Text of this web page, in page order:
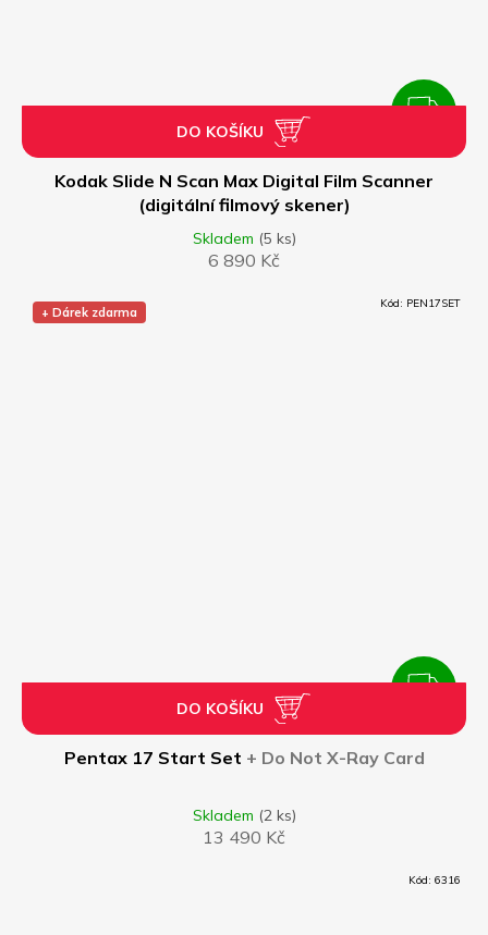
Z
D
Kodak Slide N Scan Max Digital Film Scanner
(digitální filmový skener)
Skladem (5 ks)
6 890 Kč
DO KOŠÍKU
+ Dárek zdarma
Z
D
Pentax 17 Start Set + Do Not X-Ray Card
Skladem (2 ks)
13 490 Kč
DO KOŠÍKU
Kód: PEN17SET
Kód: 6316